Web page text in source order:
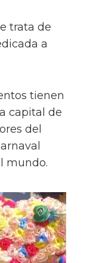
trata de
a
tienen
capital de
del
mundo.